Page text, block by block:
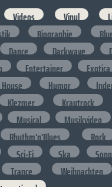
Videos Vinyl
Biographie
Dance Darkwave
Entertainer Exotica
House Humor
Klezmer Krautrock
Musical Musikvideo
Rhythm'n'Blues Rock
Sci-Fi Ska
Trance Weihnachten